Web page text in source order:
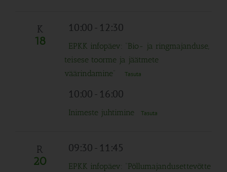
K
18
10:00- 12:30
EPKK infopäev: “Bio- ja ringmajanduse,
teisese toorme ja jäätmete
väärindamine”
Tasuta
10:00- 16:00
Inimeste juhtimine Tasuta
R
20
09:30- 11:45
EPKK infopäev: “Põllumajandusettevõtte